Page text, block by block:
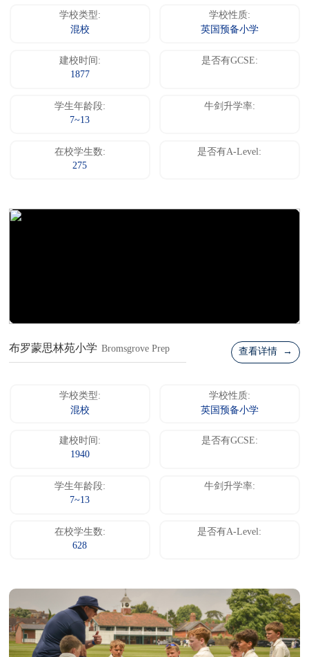
学校类型:
混校
学校性质:
英国预备小学
建校时间:
1877
是否有GCSE:
学生年龄段:
7~13
牛剑升学率:
在校学生数:
275
是否有A-Level:
布罗蒙思林苑小学 Bromsgrove Prep 查看详情 →
学校类型:
混校
学校性质:
英国预备小学
建校时间:
1940
是否有GCSE:
学生年龄段:
7~13
牛剑升学率:
在校学生数:
628
是否有A-Level: